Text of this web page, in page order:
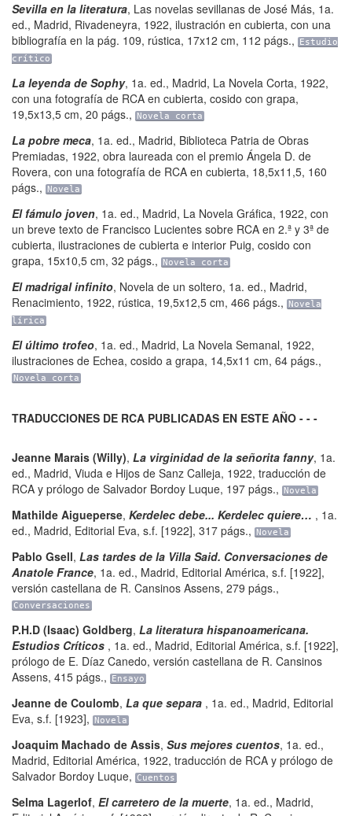
Sevilla en la literatura, Las novelas sevillanas de José Más, 1a.
ed., Madrid, Rivadeneyra, 1922, ilustración en cubierta, con una
bibliografía en la pág. 109, rústica, 17x12 cm, 112 págs.,
Estudio
crítico
La leyenda de Sophy, 1a. ed., Madrid, La Novela Corta, 1922,
con una fotografía de RCA en cubierta, cosido con grapa,
19,5x13,5 cm, 20 págs., Novela corta
La pobre meca, 1a. ed., Madrid, Biblioteca Patria de Obras
Premiadas, 1922, obra laureada con el premio Ángela D. de
Rovera, con una fotografía de RCA en cubierta, 18,5x11,5, 160
págs., Novela
El fámulo joven, 1a. ed., Madrid, La Novela Gráfica, 1922, con
un breve texto de Francisco Lucientes sobre RCA en 2.ª y 3ª de
cubierta, ilustraciones de cubierta e interior Puig, cosido con
grapa, 15x10,5 cm, 32 págs., Novela corta
El madrigal infinito, Novela de un soltero, 1a. ed., Madrid,
Renacimiento, 1922, rústica, 19,5x12,5 cm, 466 págs., Novela
lírica
El último trofeo, 1a. ed., Madrid, La Novela Semanal, 1922,
ilustraciones de Echea, cosido a grapa, 14,5x11 cm, 64 págs.,
Novela corta
TRADUCCIONES DE RCA PUBLICADAS EN ESTE AÑO - - -
Jeanne Marais (Willy), La virginidad de la señorita fanny, 1a.
ed., Madrid, Viuda e Hijos de Sanz Calleja, 1922, traducción de
RCA y prólogo de Salvador Bordoy Luque, 197 págs., Novela
Mathilde Aigueperse, Kerdelec debe... Kerdelec quiere… , 1a.
ed., Madrid, Editorial Eva, s.f. [1922], 317 págs., Novela
Pablo Gsell, Las tardes de la Villa Said. Conversaciones de
Anatole France, 1a. ed., Madrid, Editorial América, s.f. [1922],
versión castellana de R. Cansinos Assens, 279 págs.,
Conversaciones
P.H.D (Isaac) Goldberg, La literatura hispanoamericana.
Estudios Críticos , 1a. ed., Madrid, Editorial América, s.f. [1922],
prólogo de E. Díaz Canedo, versión castellana de R. Cansinos
Assens, 415 págs., Ensayo
Jeanne de Coulomb, La que separa , 1a. ed., Madrid, Editorial
Eva, s.f. [1923], Novela
Joaquim Machado de Assis, Sus mejores cuentos, 1a. ed.,
Madrid, Editorial América, 1922, traducción de RCA y prólogo de
Salvador Bordoy Luque, Cuentos
Selma Lagerlof, El carretero de la muerte, 1a. ed., Madrid,